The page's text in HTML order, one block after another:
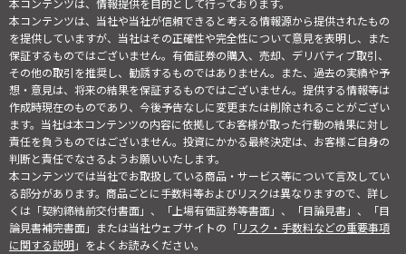
本コンテンツは、情報提供を目的として行っております。
本コンテンツは、当社や当社が信頼できると考える情報源から提供されたもの
を提供していますが、当社はその正確性や完全性について意見を表明し、また
保証するものではございません。有価証券の購入、売却、デリバティブ取引、
その他の取引を推奨し、勧誘するものではありません。また、過去の実績や予
想・意見は、将来の結果を保証するものではございません。提供する情報等は
作成時現在のものであり、今後予告なしに変更または削除されることがござい
ます。当社は本コンテンツの内容に依拠してお客様が取った行動の結果に対し
責任を負うものではございません。投資にかかる最終決定は、お客様ご自身の
判断と責任でなさるようお願いいたします。
本コンテンツでは当社でお取扱している商品・サービス等について言及してい
る部分があります。商品ごとに手数料等およびリスクは異なりますので、詳し
くは「契約締結前交付書面」、「上場有価証券等書面」、「目論見書」、「目
論見書補完書面」または当社ウェブサイトの「リスク・手数料などの重要事項
に関する説明」をよくお読みください。